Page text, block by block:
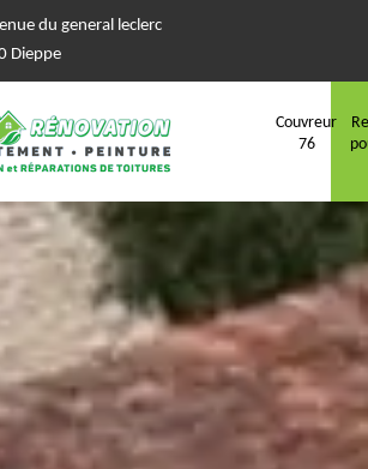
du general leclerc
Dieppe
Couvreur
76